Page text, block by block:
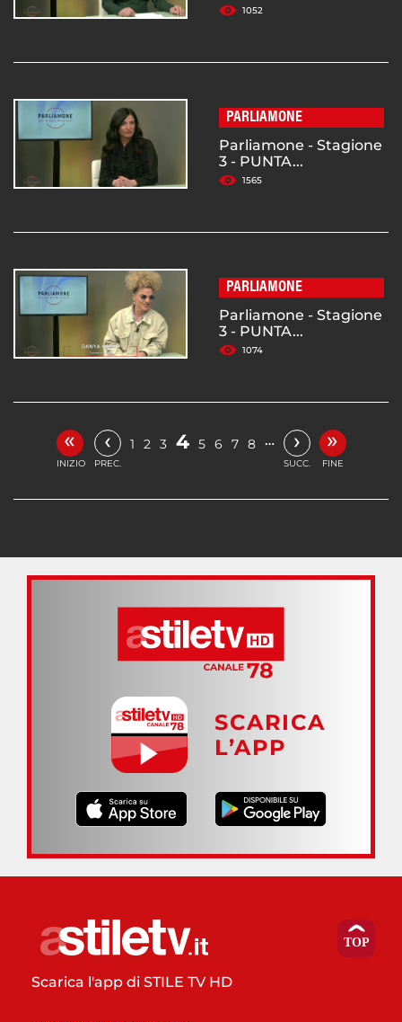
1052
PARLIAMONE
Parliamone - Stagione
3 - PUNTA...
1565
PARLIAMONE
Parliamone - Stagione
3 - PUNTA...
1074
«
INIZIO
‹
PREC.
1 2 3 4 5 6 7 8 … ›
SUCC.
»
FINE
SCARICA
L’APP
Scarica l'app di STILE TV HD